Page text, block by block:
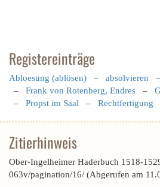
Registereinträge
Abloesung (ablösen) – absolvieren
– Frank von Rotenberg, Endres –
– Propst im Saal – Rechtfertigung
Zitierhinweis
Ober-Ingelheimer Haderbuch 1518-
063v/pagination/16/ (Abgerufen am